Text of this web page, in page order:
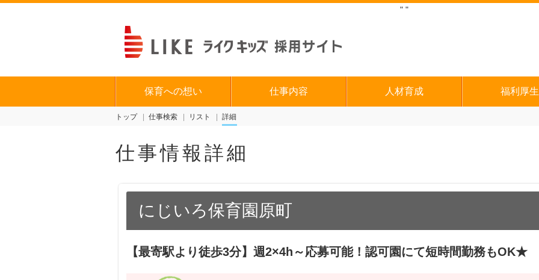
" "
保育への想い 仕事内容 人材育成 福利厚生
トップ 仕事検索 リスト 詳細
仕事情報詳細
にじいろ保育園原町
【最寄駅より徒歩3分】週2×4h～応募可能！認可園にて短時間勤務もOK★